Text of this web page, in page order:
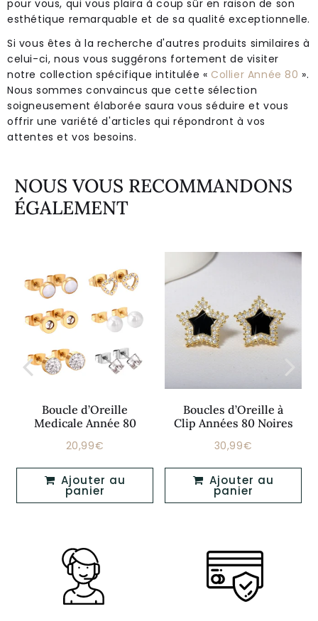
pour vous, qui vous plaira à coup sûr en raison de son
esthétique remarquable et de sa qualité exceptionnelle.
Si vous êtes à la recherche d'autres produits similaires à
celui-ci, nous vous suggérons fortement de visiter
notre collection spécifique intitulée « Collier Année 80 ».
Nous sommes convaincus que cette sélection
soigneusement élaborée saura vous séduire et vous
offrir une variété d'articles qui répondront à vos
attentes et vos besoins.
NOUS VOUS RECOMMANDONS
ÉGALEMENT
Boucle d’Oreille
Medicale Année 80
Prix
20,99€
panier
Boucles d’Oreille à
Clip Années 80 Noires
Prix
30,99€
panier